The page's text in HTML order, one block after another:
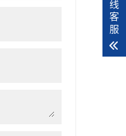
线
客
服